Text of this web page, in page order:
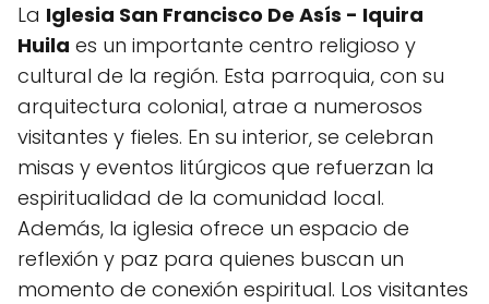
La Iglesia San Francisco De Asís - Iquira
Huila es un importante centro religioso y
cultural de la región. Esta parroquia, con su
arquitectura colonial, atrae a numerosos
visitantes y fieles. En su interior, se celebran
misas y eventos litúrgicos que refuerzan la
espiritualidad de la comunidad local.
Además, la iglesia ofrece un espacio de
reflexión y paz para quienes buscan un
momento de conexión espiritual. Los visitantes